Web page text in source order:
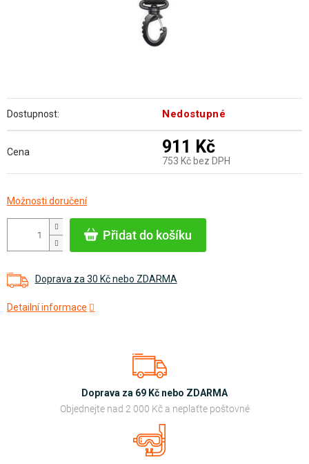
Přidat do košíku
Doprava za 30 Kč nebo ZDARMA
Detailní informace
Dostupnost: Nedostupné
Cena 911 Kč
753 Kč bez DPH
cena:
Možnosti doručení
Doprava za 69 Kč nebo ZDARMA
Objednejte nad 2 000 Kč a neplaťte poštovné